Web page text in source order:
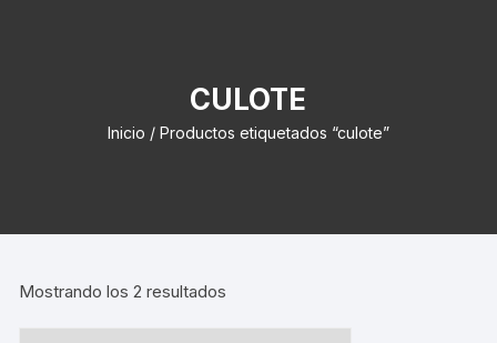
CULOTE
Inicio / Productos etiquetados “culote”
Mostrando los 2 resultados